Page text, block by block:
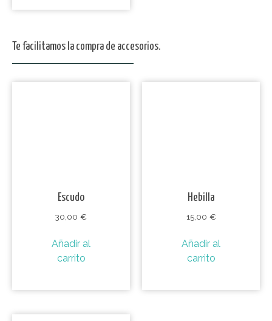
Te facilitamos la compra de accesorios.
Escudo
30,00 €
Añadir al
carrito
Hebilla
15,00 €
Añadir al
carrito